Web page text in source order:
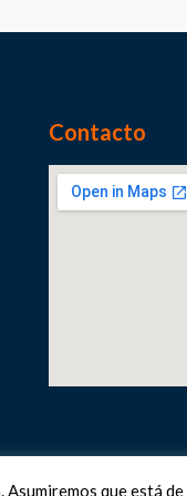
Contacto
que está